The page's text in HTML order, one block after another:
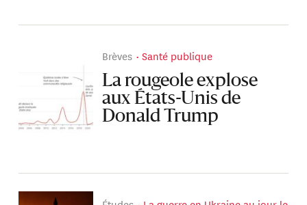
Brèves Santé publique
La rougeole explose
aux États-Unis de
Donald Trump